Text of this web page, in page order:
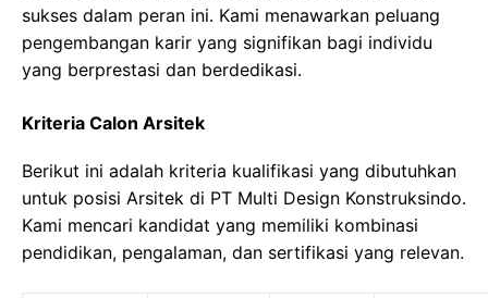
sukses dalam peran ini. Kami menawarkan peluang
pengembangan karir yang signifikan bagi individu
yang berprestasi dan berdedikasi.
Kriteria Calon Arsitek
Berikut ini adalah kriteria kualifikasi yang dibutuhkan
untuk posisi Arsitek di PT Multi Design Konstruksindo.
Kami mencari kandidat yang memiliki kombinasi
pendidikan, pengalaman, dan sertifikasi yang relevan.